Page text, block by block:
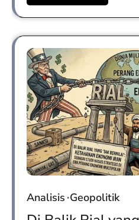
Analisis Geopolitik